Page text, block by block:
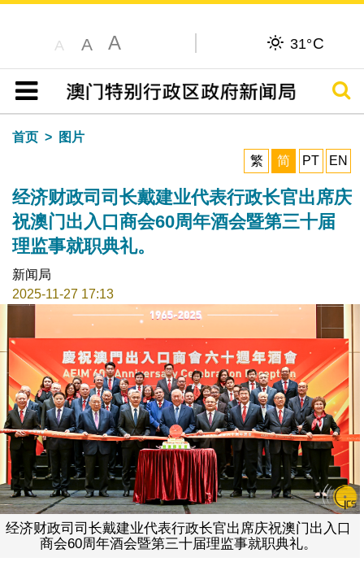
A A A 31°C
目录
搜寻
首页
图片
繁
简 PT EN
经济财政司司长戴建业代表行政长官出席庆
祝澳门出入口商会60周年酒会暨第三十届
理监事就职典礼。
新闻局
2025-11-27 17:13
经济财政司司长戴建业代表行政长官出席庆祝澳门出入口
商会60周年酒会暨第三十届理监事就职典礼。